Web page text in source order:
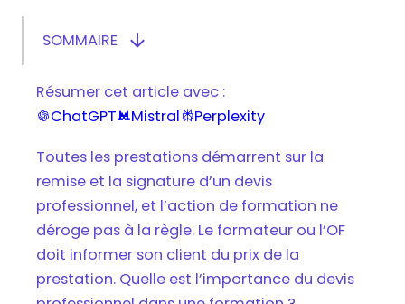
SOMMAIRE Afficher/masquer le sommaire
professionnelle
L’importance d'établir un devis dans la
formation professionnelle
Le contenu d’un devis de formation
professionnelle
Tout savoir sur le devis de la formation
professionnelle
Résumer cet article avec :
ChatGPTMistral Perplexity
Toutes les prestations démarrent sur la
remise et la signature d’un devis
professionnel, et l’action de formation ne
déroge pas à la règle. Le formateur ou l’OF
doit informer son client du prix de la
prestation. Quelle est l’importance du devis